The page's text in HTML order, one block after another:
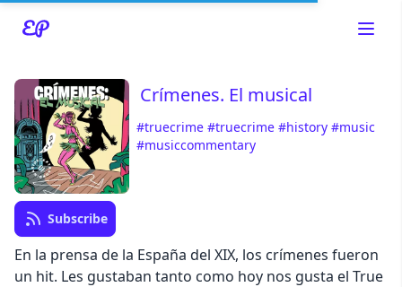
Read about our content policieshere
Crímenes. El musical
#truecrime #truecrime #history #music
#musiccommentary
Subscribe
En la prensa de la España del XIX, los crímenes fueron
un hit. Les gustaban tanto como hoy nos gusta el True